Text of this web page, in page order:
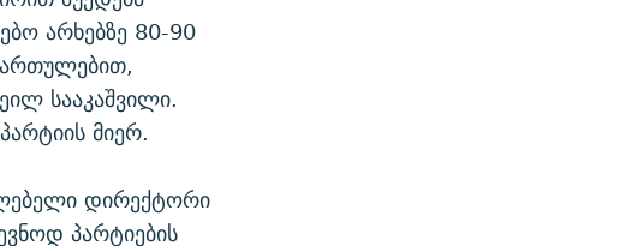
არხებზე 80-90
სააკაშვილი.
მიერ.
დირექტორი
პარტიების